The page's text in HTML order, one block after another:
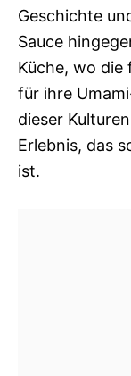
Geschichte
Sauce
Küche, wo
für ihre
dieser
Erlebnis, das
ist.